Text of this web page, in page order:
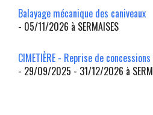
Balayage mécanique des caniveaux
- 05/11/2026 à SERMAISES
CIMETIÈRE - Reprise de
- 29/09/2025 - 31/12/2026 à